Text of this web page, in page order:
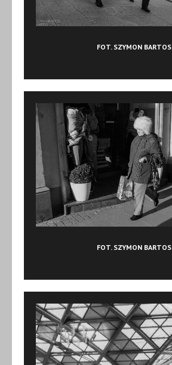
FOT. SZYMON BARTOS
FOT. SZYMON BARTOS